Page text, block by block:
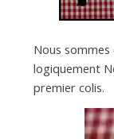
Nous
logiquement
premier colis.